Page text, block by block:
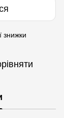
знижки